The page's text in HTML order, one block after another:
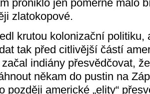
proniklo jen poměrně málo
zlatokopové.
krutou kolonizační politiku,
tak před citlivější částí
indiány přesvědčovat,
někam do pustin na
později americké „elity“